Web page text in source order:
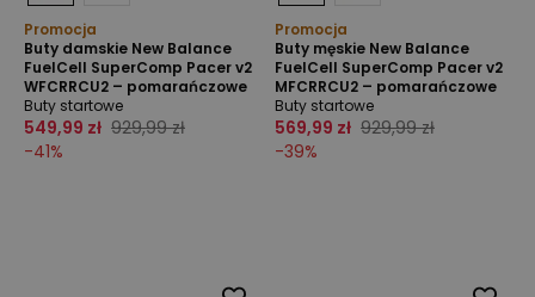
Promocja
Buty damskie New Balance
FuelCell SuperComp Pacer v2
WFCRRCU2 – pomarańczowe
Buty startowe
549,99 zł 929,99 zł
-41%
Promocja
Buty męskie New Balance
FuelCell SuperComp Pacer v2
MFCRRCU2 – pomarańczowe
Buty startowe
569,99 zł 929,99 zł
-39%